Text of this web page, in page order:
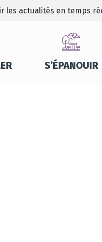
les actualités en temps
S’ÉPANOUIR